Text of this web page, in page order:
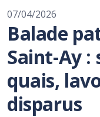
07/04/2026
Balade
Saint-Ay :
quais,
disparus